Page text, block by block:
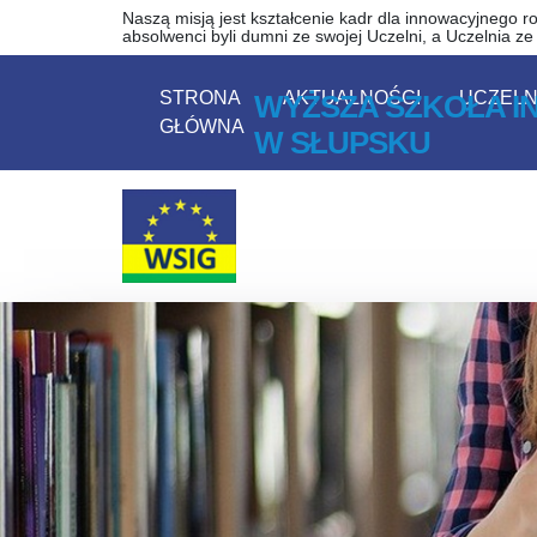
Wyższa Szkoła
Przejdź do zawartości strony
Przejdź do menuNaszą misją jest kształcenie kadr dla innowacyjnego
absolwenci byli dumni ze swojej Uczelni, a Uczelnia ze
STRONA
GŁÓWNA
AKTUALNOŚCI
WYŻSZA SZKOŁA
W SŁUPSKU